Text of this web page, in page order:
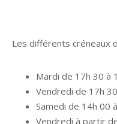
Les différents créneaux
Mardi de 17h 30 à
Vendredi de 17h
Samedi de 14h 00
Vendredi à partir